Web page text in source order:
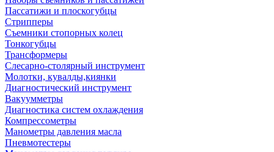
Пассатижи и плоскогубцы
Стрипперы
Съемники стопорных колец
Тонкогубцы
Трансформеры
Слесарно-столярный инструмент
Молотки, кувалды,киянки
Диагностический инструмент
Вакуумметры
Диагностика систем охлаждения
Компрессометры
Манометры давления масла
Пневмотестеры